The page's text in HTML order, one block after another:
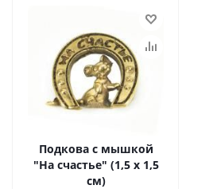
Подкова с мышкой
"На счастье" (1,5 х 1,5
см)